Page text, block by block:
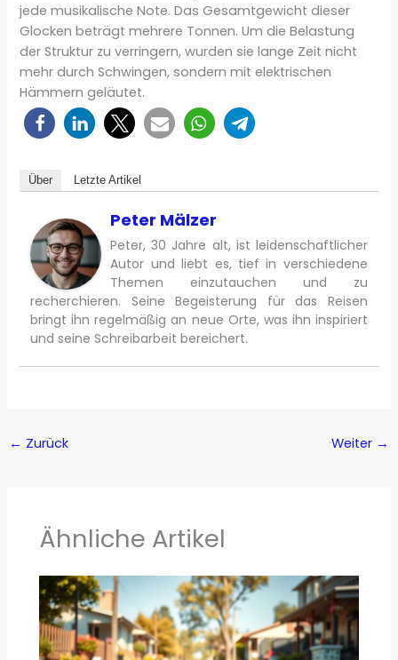
jede musikalische Note. Das Gesamtgewicht dieser
Glocken beträgt mehrere Tonnen. Um die Belastung
der Struktur zu verringern, wurden sie lange Zeit nicht
mehr durch Schwingen, sondern mit elektrischen
Hämmern geläutet.
Über Letzte Artikel
Peter Mälzer
Peter, 30 Jahre alt, ist leidenschaftlicher
Autor und liebt es, tief in verschiedene
Themen einzutauchen und zu
recherchieren. Seine Begeisterung für das Reisen
bringt ihn regelmäßig an neue Orte, was ihn inspiriert
und seine Schreibarbeit bereichert.
← Zurück Weiter →
Ähnliche Artikel